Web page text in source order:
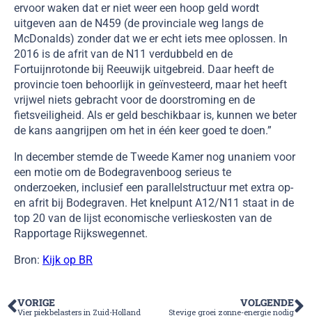
ervoor waken dat er niet weer een hoop geld wordt
uitgeven aan de N459 (de provinciale weg langs de
McDonalds) zonder dat we er echt iets mee oplossen. In
2016 is de afrit van de N11 verdubbeld en de
Fortuijnrotonde bij Reeuwijk uitgebreid. Daar heeft de
provincie toen behoorlijk in geïnvesteerd, maar het heeft
vrijwel niets gebracht voor de doorstroming en de
fietsveiligheid. Als er geld beschikbaar is, kunnen we beter
de kans aangrijpen om het in één keer goed te doen.”
In december stemde de Tweede Kamer nog unaniem voor
een motie om de Bodegravenboog serieus te
onderzoeken, inclusief een parallelstructuur met extra op-
en afrit bij Bodegraven. Het knelpunt A12/N11 staat in de
top 20 van de lijst economische verlieskosten van de
Rapportage Rijkswegennet.
Bron: Kijk op BR
VORIGE
Vier piekbelasters in Zuid-Holland
VOLGENDE
Stevige groei zonne-energie nodig